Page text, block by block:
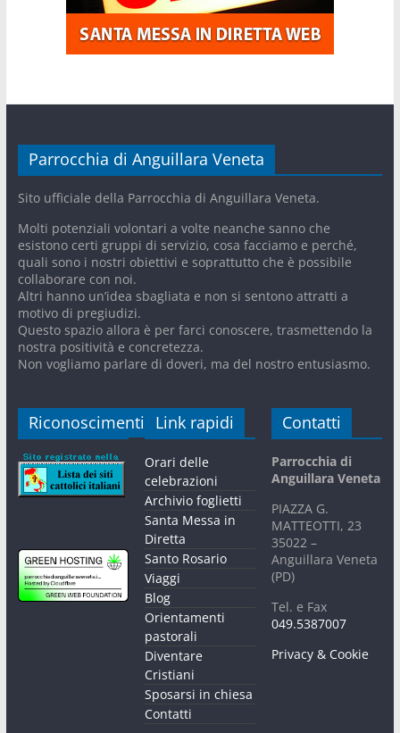
Parrocchia di Anguillara Veneta
Sito ufficiale della Parrocchia di Anguillara Veneta.
Molti potenziali volontari a volte neanche sanno che
esistono certi gruppi di servizio, cosa facciamo e perché,
quali sono i nostri obiettivi e soprattutto che è possibile
collaborare con noi.
Altri hanno un’idea sbagliata e non si sentono attratti a
motivo di pregiudizi.
Questo spazio allora è per farci conoscere, trasmettendo la
nostra positività e concretezza.
Non vogliamo parlare di doveri, ma del nostro entusiasmo.
Riconoscimenti Link rapidi
Orari delle
celebrazioni
Archivio foglietti
Santa Messa in
Diretta
Santo Rosario
Viaggi
Blog
Orientamenti
pastorali
Diventare
Cristiani
Sposarsi in chiesa
Contatti
Contatti
Parrocchia di
Anguillara Veneta
PIAZZA G.
MATTEOTTI, 23
35022 –
Anguillara Veneta
(PD)
Tel. e Fax
049.5387007
Privacy & Cookie